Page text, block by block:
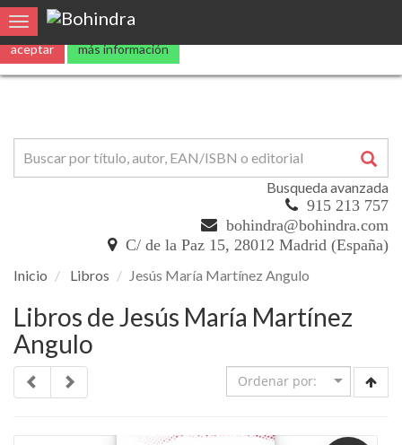
Utilizamoscookies propias y de terceros para mejorar nuestros
aceptar más información
Toggle navigation
Busqueda avanzada
915 213 757
bohindra@bohindra.com
C/ de la Paz 15, 28012 Madrid (España)
Inicio Libros Jesús María Martínez Angulo
Libros de Jesús María Martínez
Angulo